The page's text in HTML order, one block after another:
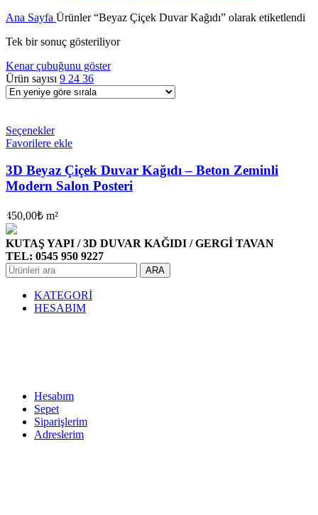
Ana Sayfa Ürünler “Beyaz Çiçek Duvar Kağıdı” olarak etiketlendi
Tek bir sonuç gösteriliyor
Kenar çubuğunu göster
Ürün sayısı 9 24 36
Seçenekler
Favorilere ekle
3D Beyaz Çiçek Duvar Kağıdı – Beton Zeminli
Modern Salon Posteri
450,00₺ m²
KUTAŞ YAPI / 3D DUVAR KAĞIDI / GERGİ TAVAN
TEL: 0545 950 9227
ARA
KATEGORİ
HESABIM
Hesabım
Sepet
Siparişlerim
Adreslerim